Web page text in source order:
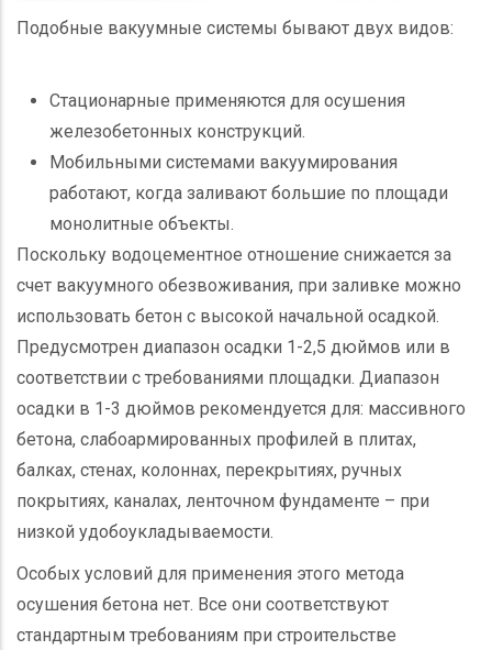
Подобные вакуумные системы бывают двух видов:
Стационарные применяются для осушения
железобетонных конструкций.
Мобильными системами вакуумирования
работают, когда заливают большие по площади
монолитные объекты.
Поскольку водоцементное отношение снижается за
счет вакуумного обезвоживания, при заливке можно
использовать бетон с высокой начальной осадкой.
Предусмотрен диапазон осадки 1-2,5 дюймов или в
соответствии с требованиями площадки. Диапазон
осадки в 1-3 дюймов рекомендуется для: массивного
бетона, слабоармированных профилей в плитах,
балках, стенах, колоннах, перекрытиях, ручных
покрытиях, каналах, ленточном фундаменте – при
низкой удобоукладываемости.
Особых условий для применения этого метода
осушения бетона нет. Все они соответствуют
стандартным требованиям при строительстве